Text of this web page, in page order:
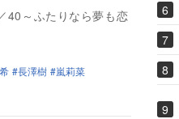
40～ふたりなら夢も恋
長澤樹
嵐莉菜